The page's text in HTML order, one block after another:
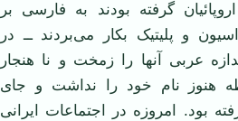
گرفته بودند به فارسی بر
و پلیتیک بکار می‌بردند ــ در
عربی آنها را زمخت و نا هنجار
هنوز نام خود را نداشت و جای
بود. امروزه در اجتماعات ایرانی